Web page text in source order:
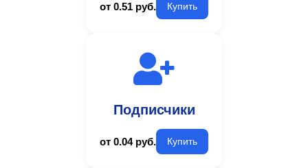
от 0.51 руб. Купить
Подписчики
от 0.04 руб. Купить